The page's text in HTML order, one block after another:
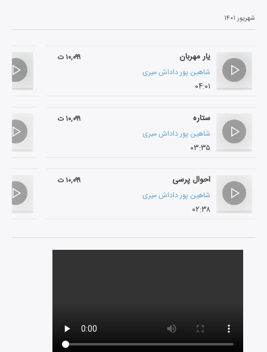
شهریور ۱۴۰۱
یار مهربان
شاهین پور داداش میری
۰۴:۰۱
۱۰,۰۹۹ ت
ستاره
شاهین پور داداش میری
۰۳:۳۵
۱۰,۰۹۹ ت
احوال پرسی
شاهین پور داداش میری
۰۲:۳۸
۱۰,۰۹۹ ت